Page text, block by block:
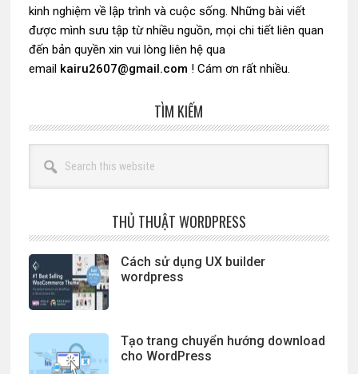
kinh nghiệm về lập trình và cuộc sống. Những bài viết
được mình sưu tập từ nhiều nguồn, mọi chi tiết liên quan
đến bản quyền xin vui lòng liên hệ qua
email kairu2607@gmail.com ! Cám ơn rất nhiều.
TÌM KIẾM
this
website
THỦ THUẬT WORDPRESS
Cách sử dụng UX builder
wordpress
Tạo trang chuyển hướng download
cho WordPress